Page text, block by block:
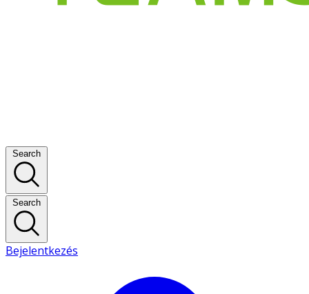
Search
Search
Bejelentkezés